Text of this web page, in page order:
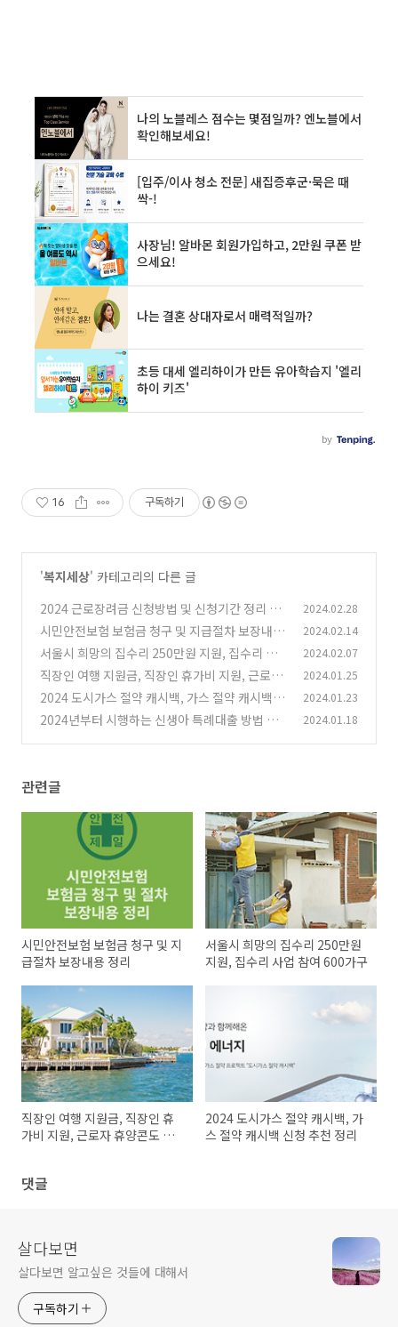
16 구독하기
'복지세상' 카테고리의 다른 글
2024 근로장려금 신청방법 및 신청기간 정리 추
천
(6)
2024.02.28
시민안전보험 보험금 청구 및 지급절차 보장내용
정리
(8)
2024.02.14
서울시 희망의 집수리 250만원 지원, 집수리 사
업 참여 600가구 (26)
2024.02.07
직장인 여행 지원금, 직장인 휴가비 지원, 근로자
휴양콘도 정리 추천
(6)
2024.01.25
2024 도시가스 절약 캐시백, 가스 절약 캐시백 신
청 추천 정리
(6)
2024.01.23
2024년부터 시행하는 신생아 특례대출 방법 한
2024.01.18
관련글
시민안전보험 보험금 청구 및 지
급절차 보장내용 정리
서울시 희망의 집수리 250만원
지원, 집수리 사업 참여 600가구
직장인 여행 지원금, 직장인 휴
가비 지원, 근로자 휴양콘도 정
2024 도시가스 절약 캐시백, 가
스 절약 캐시백 신청 추천 정리
댓글
살다보면
살다보면 알고싶은 것들에 대해서
구독하기